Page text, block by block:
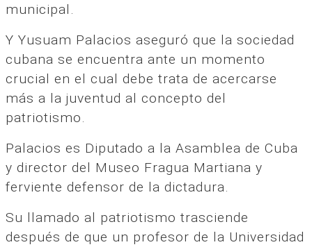
municipal.
Y Yusuam Palacios aseguró que la sociedad
cubana se encuentra ante un momento
crucial en el cual debe trata de acercarse
más a la juventud al concepto del
patriotismo.
Palacios es Diputado a la Asamblea de Cuba
y director del Museo Fragua Martiana y
ferviente defensor de la dictadura.
Su llamado al patriotismo trasciende
después de que un profesor de la Universidad